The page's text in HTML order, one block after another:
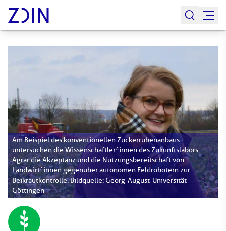
Am Beispiel des konventionellen Zuckerrübenanbaus
untersuchen die Wissenschaftler*innen des Zukunftslabors
Agrar die Akzeptanz und die Nutzungsbereitschaft von
Landwirt*innen gegenüber autonomen Feldrobotern zur
Beikrautkontrolle. Bildquelle: Georg-August-Universität
Göttingen